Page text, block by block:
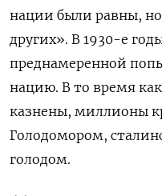
нации были равны,
других». В 1930-е
преднамеренной
нацию. В то время
казнены, миллионы
Голодомором,
голодом.